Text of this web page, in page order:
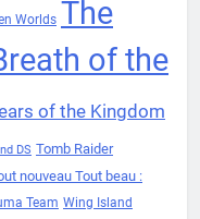
Worlds The
of the
of the Kingdom
DS Tomb Raider
nouveau Tout beau :
Team Wing Island